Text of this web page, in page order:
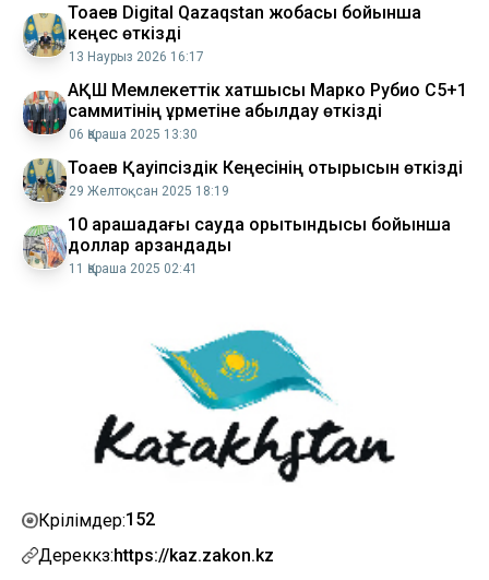
Тоқаев Digital Qazaqstan жобасы бойынша
кеңес өткізді
13 Наурыз 2026 16:17
АҚШ Мемлекеттік хатшысы Марко Рубио C5+1
саммитінің құрметіне қабылдау өткізді
06 Қараша 2025 13:30
Тоқаев Қауіпсіздік Кеңесінің отырысын өткізді
29 Желтоқсан 2025 18:19
10 қарашадағы сауда қорытындысы бойынша
доллар арзандады
11 Қараша 2025 02:41
Көрілімдер:152
Дереккөз:https://kaz.zakon.kz